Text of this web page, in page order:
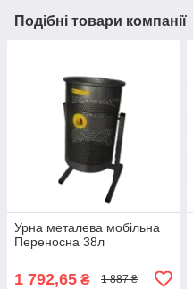
Подібні товари компанії
Урна металева мобільна
Переносна 38л
1 792,65 ₴ 1 887 ₴